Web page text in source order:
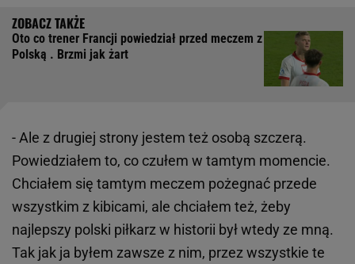
Oto co trener Francji powiedział przed meczem z
Polską . Brzmi jak żart
- Ale z drugiej strony jestem też osobą szczerą.
Powiedziałem to, co czułem w tamtym momencie.
Chciałem się tamtym meczem pożegnać przede
wszystkim z kibicami, ale chciałem też, żeby
najlepszy polski piłkarz w historii był wtedy ze mną.
Tak jak ja byłem zawsze z nim, przez wszystkie te